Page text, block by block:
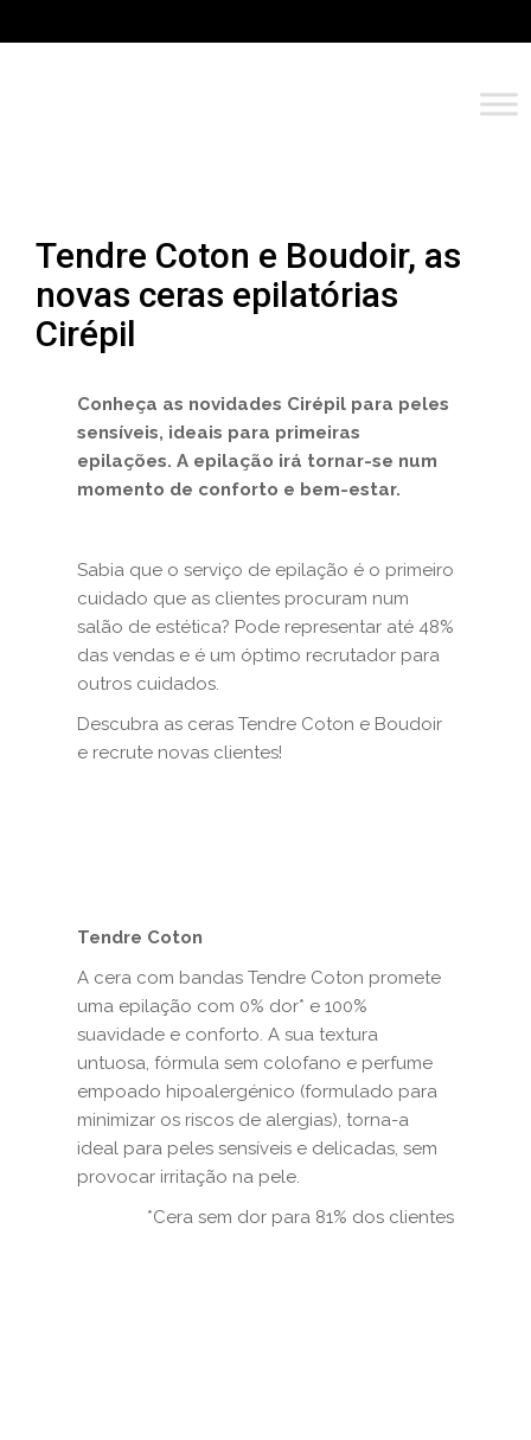
Tendre Coton e Boudoir, as
novas ceras epilatórias
Cirépil
Conheça as novidades Cirépil para peles
sensíveis, ideais para primeiras
epilações. A epilação irá tornar-se num
momento de conforto e bem-estar.
Sabia que o serviço de epilação é o primeiro
cuidado que as clientes procuram num
salão de estética? Pode representar até 48%
das vendas e é um óptimo recrutador para
outros cuidados.
Descubra as ceras Tendre Coton e Boudoir
e recrute novas clientes!
Tendre Coton
A cera com bandas Tendre Coton promete
uma epilação com 0% dor* e 100%
suavidade e conforto. A sua textura
untuosa, fórmula sem colofano e perfume
empoado hipoalergénico (formulado para
minimizar os riscos de alergias), torna-a
ideal para peles sensíveis e delicadas, sem
provocar irritação na pele.
*Cera sem dor para 81% dos clientes